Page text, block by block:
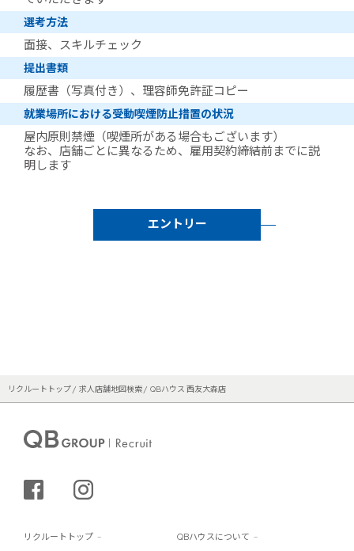
選考方法
面接、スキルチェック
提出書類
履歴書（写真付き）、理容師免許証コピー
就業場所における受動喫煙防止措置の状況
屋内原則禁煙（喫煙所がある場合もございます）
なお、店舗ごとに異なるため、雇用契約締結前までに説
明します
エントリー
リクルートトップ 求人店舗地図検索 QBハウス 西友大森店
シェアする
リクルートトップ QBハウスについて